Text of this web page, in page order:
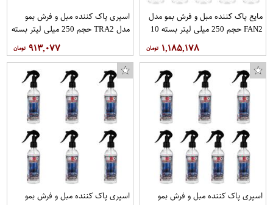
مایع پاک کننده مبل و فرش بمو مدل
FAN2 حجم 250 میلی لیتر بسته 10
۱,۱۸۵,۱۷۸
اسپری پاک کننده مبل و فرش بمو
مدل TRA2 حجم 250 میلی لیتر بسته
۹۱۳,۰۷۷
اسپری پاک کننده مبل و فرش بمو
اسپری پاک کننده مبل و فرش بمو